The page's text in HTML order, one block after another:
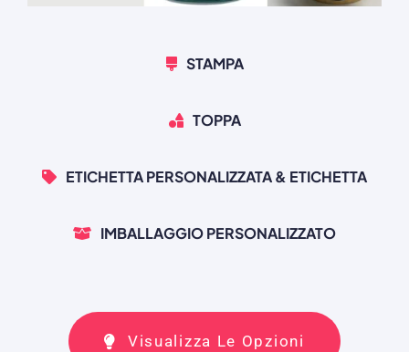
STAMPA
TOPPA
ETICHETTA PERSONALIZZATA & ETICHETTA
IMBALLAGGIO PERSONALIZZATO
Visualizza Le Opzioni